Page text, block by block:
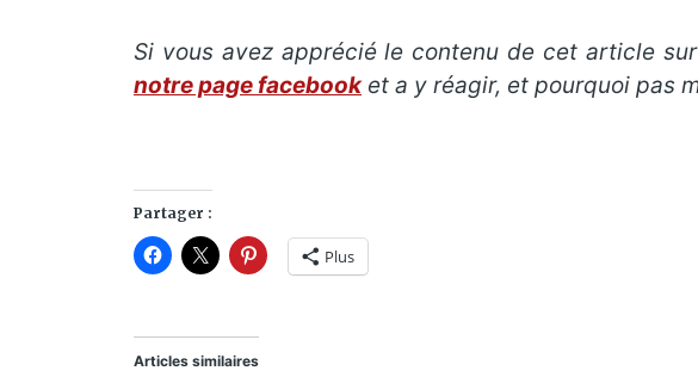
Si vous avez apprécié le contenu de cet article
notre page facebooket a y réagir, et pourquoi pas
Partager :
Plus
Articles similaires